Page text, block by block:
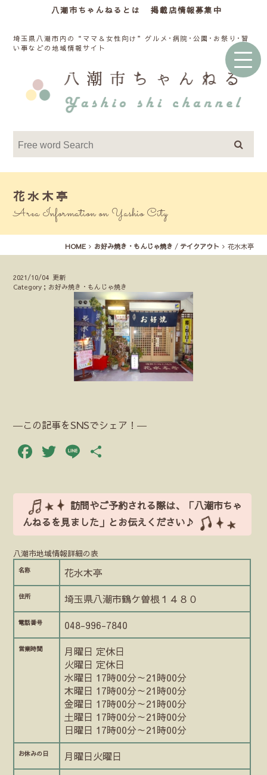
八潮市ちゃんねるとは 掲載店情報募集中
埼玉県八潮市内の“ママ＆女性向け”グルメ･病院･公園･お祭り･習
い事などの地域情報サイト
花水木亭
Area Information on Yashio City
HOME お好み焼き・もんじゃ焼き / テイクアウト 花水木亭
2021/10/04 更新
Category；お好み焼き・もんじゃ焼き
―この記事をSNSでシェア！―
Facebook
Twitter
Line
訪問やご予約される際は、「八潮市ちゃ
んねるを見ました」とお伝えください♪
八潮市地域情報詳細の表
名称 花水木亭
住所 埼玉県八潮市鶴ケ曽根１４８０
電話番号 048-996-7840
営業時間
月曜日 定休日
火曜日 定休日
水曜日 17時00分～21時00分
木曜日 17時00分～21時00分
金曜日 17時00分～21時00分
土曜日 17時00分～21時00分
日曜日 17時00分～21時00分
お休みの日 月曜日火曜日